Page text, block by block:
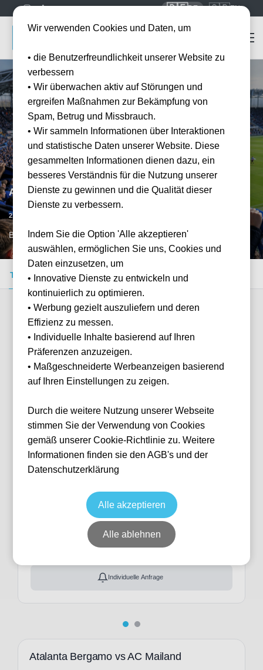
🇩🇪DE 🇬🇧EN
Atalanta Bergamo vs AC Mailand
21.03.2027
BGY, IT
Tickets kaufen Event-Info FAQ
Verfügbare Kategorien (2)
Longside Lower
15:00
10 verfügbar
Italien
Gewiss Stadium
Ticket(s) + Hotel
Individuelle Anfrage
Atalanta Bergamo vs AC Mailand
Wir verwenden Cookies und Daten, um
• die Benutzerfreundlichkeit unserer Website zu
verbessern
• Wir überwachen aktiv auf Störungen und
ergreifen Maßnahmen zur Bekämpfung von
Spam, Betrug und Missbrauch.
• Wir sammeln Informationen über Interaktionen
und statistische Daten unserer Website. Diese
gesammelten Informationen dienen dazu, ein
besseres Verständnis für die Nutzung unserer
Dienste zu gewinnen und die Qualität dieser
Dienste zu verbessern.
Indem Sie die Option 'Alle akzeptieren'
auswählen, ermöglichen Sie uns, Cookies und
Daten einzusetzen, um
• Innovative Dienste zu entwickeln und
kontinuierlich zu optimieren.
• Werbung gezielt auszuliefern und deren
Effizienz zu messen.
• Individuelle Inhalte basierend auf Ihren
Präferenzen anzuzeigen.
• Maßgeschneiderte Werbeanzeigen basierend
auf Ihren Einstellungen zu zeigen.
Durch die weitere Nutzung unserer Webseite
stimmen Sie der Verwendung von Cookies
gemäß unserer Cookie-Richtlinie zu. Weitere
Informationen finden sie den AGB's und der
Datenschutzerklärung
Alle akzeptieren
Alle ablehnen